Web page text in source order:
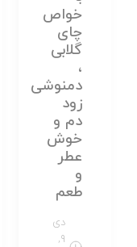
خواص
چای
گلابی
،
دمنوشی
زود
دم و
خوش
عطر
و
طعم
دی
۹,